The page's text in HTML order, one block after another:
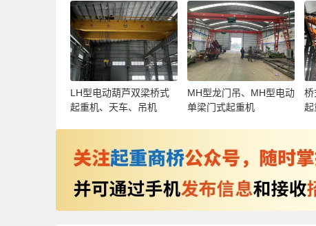
LH型电动葫芦双梁桥式
起重机、天车、吊机
MH型龙门吊、MH型电动
单梁门式起重机
桥
起